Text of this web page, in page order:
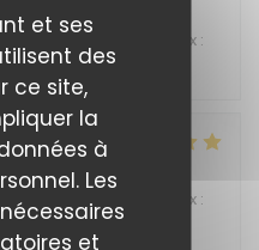
et ses
des
ce site,
la
à
Les
et
5/5 Qualité / Prix :
Cuisine /5 Qualité / Prix :